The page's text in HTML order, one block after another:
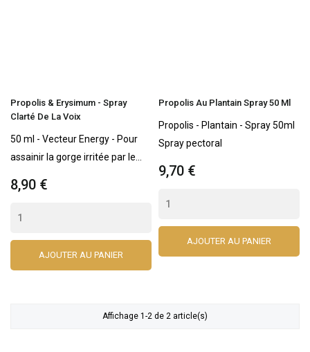
Propolis & Erysimum - Spray
Clarté De La Voix
50 ml - Vecteur Energy - Pour
assainir la gorge irritée par le...
8,90 €
AJOUTER AU PANIER
Propolis Au Plantain Spray 50 Ml
Propolis - Plantain - Spray 50ml
Spray pectoral
9,70 €
AJOUTER AU PANIER
Affichage 1-2 de 2 article(s)